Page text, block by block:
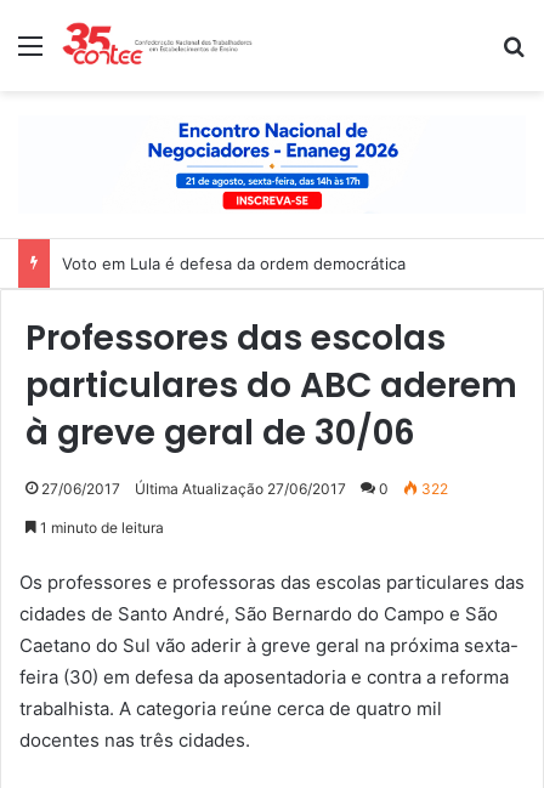
Menu
Voto em Lula é defesa da ordem democrática
Professores das escolas
particulares do ABC aderem
à greve geral de 30/06
27/06/2017 Última Atualização 27/06/2017 0 322
1 minuto de leitura
Os professores e professoras das escolas particulares das
cidades de Santo André, São Bernardo do Campo e São
Caetano do Sul vão aderir à greve geral na próxima sexta-
feira (30) em defesa da aposentadoria e contra a reforma
trabalhista. A categoria reúne cerca de quatro mil
docentes nas três cidades.